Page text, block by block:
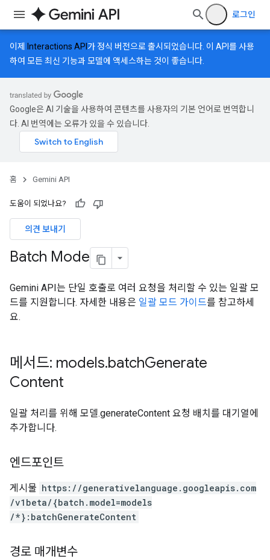
로그인
이제 Interactions API 가 정식 버전으로 출시되었습니다. 이 API를 사용
하여 모든 최신 기능과 모델에 액세스하는 것이 좋습니다.
Google은 AI 기술을 사용하여 콘텐츠를 사용자의 기본 언어로 번역합니
다. AI 번역에는 오류가 있을 수 있습니다.
홈 Gemini API
도움이 되었나요?
의견 보내기
Batch Mode
Gemini API는 단일 호출로 여러 요청을 처리할 수 있는 일괄 모
드를 지원합니다. 자세한 내용은 일괄 모드 가이드를 참고하세
요.
메서드: models.batchGenerate
Content
일괄 처리를 위해 모델.generateContent 요청 배치를 대기열에
추가합니다.
엔드포인트
게시물 https: / /generativelanguage.googleapis.com
/v1beta/{batch.model=models
/*}:batchGenerateContent
경로 매개변수